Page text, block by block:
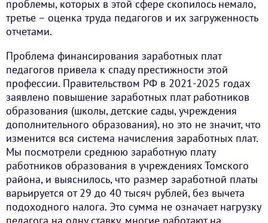
проблемы, которых в этой сфере скопилось немало,
третье – оценка труда педагогов и их загруженность
отчетами.
Проблема финансирования заработных плат
педагогов привела к спаду престижности этой
профессии. Правительством РФ в 2021-2025 годах
заявлено повышение заработных плат работников
образования (школы, детские сады, учреждения
дополнительного образования), но это не значит, что
изменится вся система начисления заработных плат.
Мы посмотрели среднюю заработную плату
работников образования в учреждениях Томского
района, и выяснилось, что размер заработной платы
варьируется от 29 до 40 тысяч рублей, без вычета
подоходного налога. Это сумма не означает нагрузку